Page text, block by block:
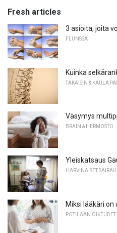
Fresh articles
3 asioita, joita
FLUNSSA
Kuinka
TAKAISIN & KAULA
Väsymys
BRAIN & HERMOSTO
Yleiskatsaus
HARVINAISET
Miksi lääkäri on
POTILAAN OIKEUDET